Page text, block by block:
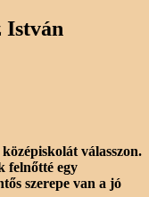
István
válasszon.
felnőtté egy
szerepe van a jó